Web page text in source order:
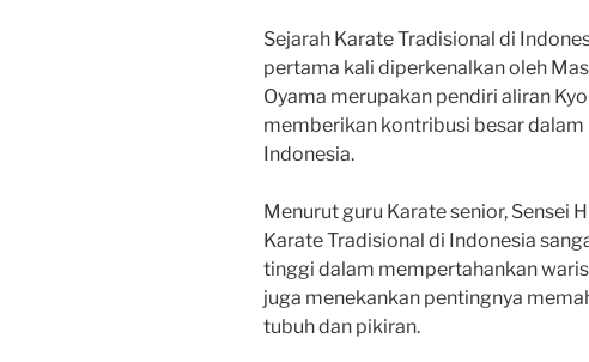
Sejarah Karate Tradisional di
pertama kali diperkenalkan oleh
Oyama merupakan pendiri aliran
memberikan kontribusi besar
Indonesia.
Menurut guru Karate senior, Sensei
Karate Tradisional di Indonesia
tinggi dalam mempertahankan
juga menekankan pentingnya
tubuh dan pikiran.